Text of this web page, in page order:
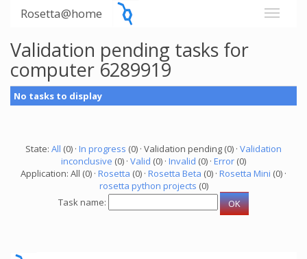
Rosetta@home
Validation pending tasks for
computer 6289919
No tasks to display
State: All (0) · In progress (0) · Validation pending (0) · Validation
inconclusive (0) · Valid (0) · Invalid (0) · Error (0)
Application: All (0) · Rosetta (0) · Rosetta Beta (0) · Rosetta Mini (0) ·
rosetta python projects (0)
Task name: